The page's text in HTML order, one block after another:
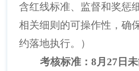
含红线标准、 监督和奖惩
相关细则的可操作性，确
约落地执行。）
考核标准： 8月27日